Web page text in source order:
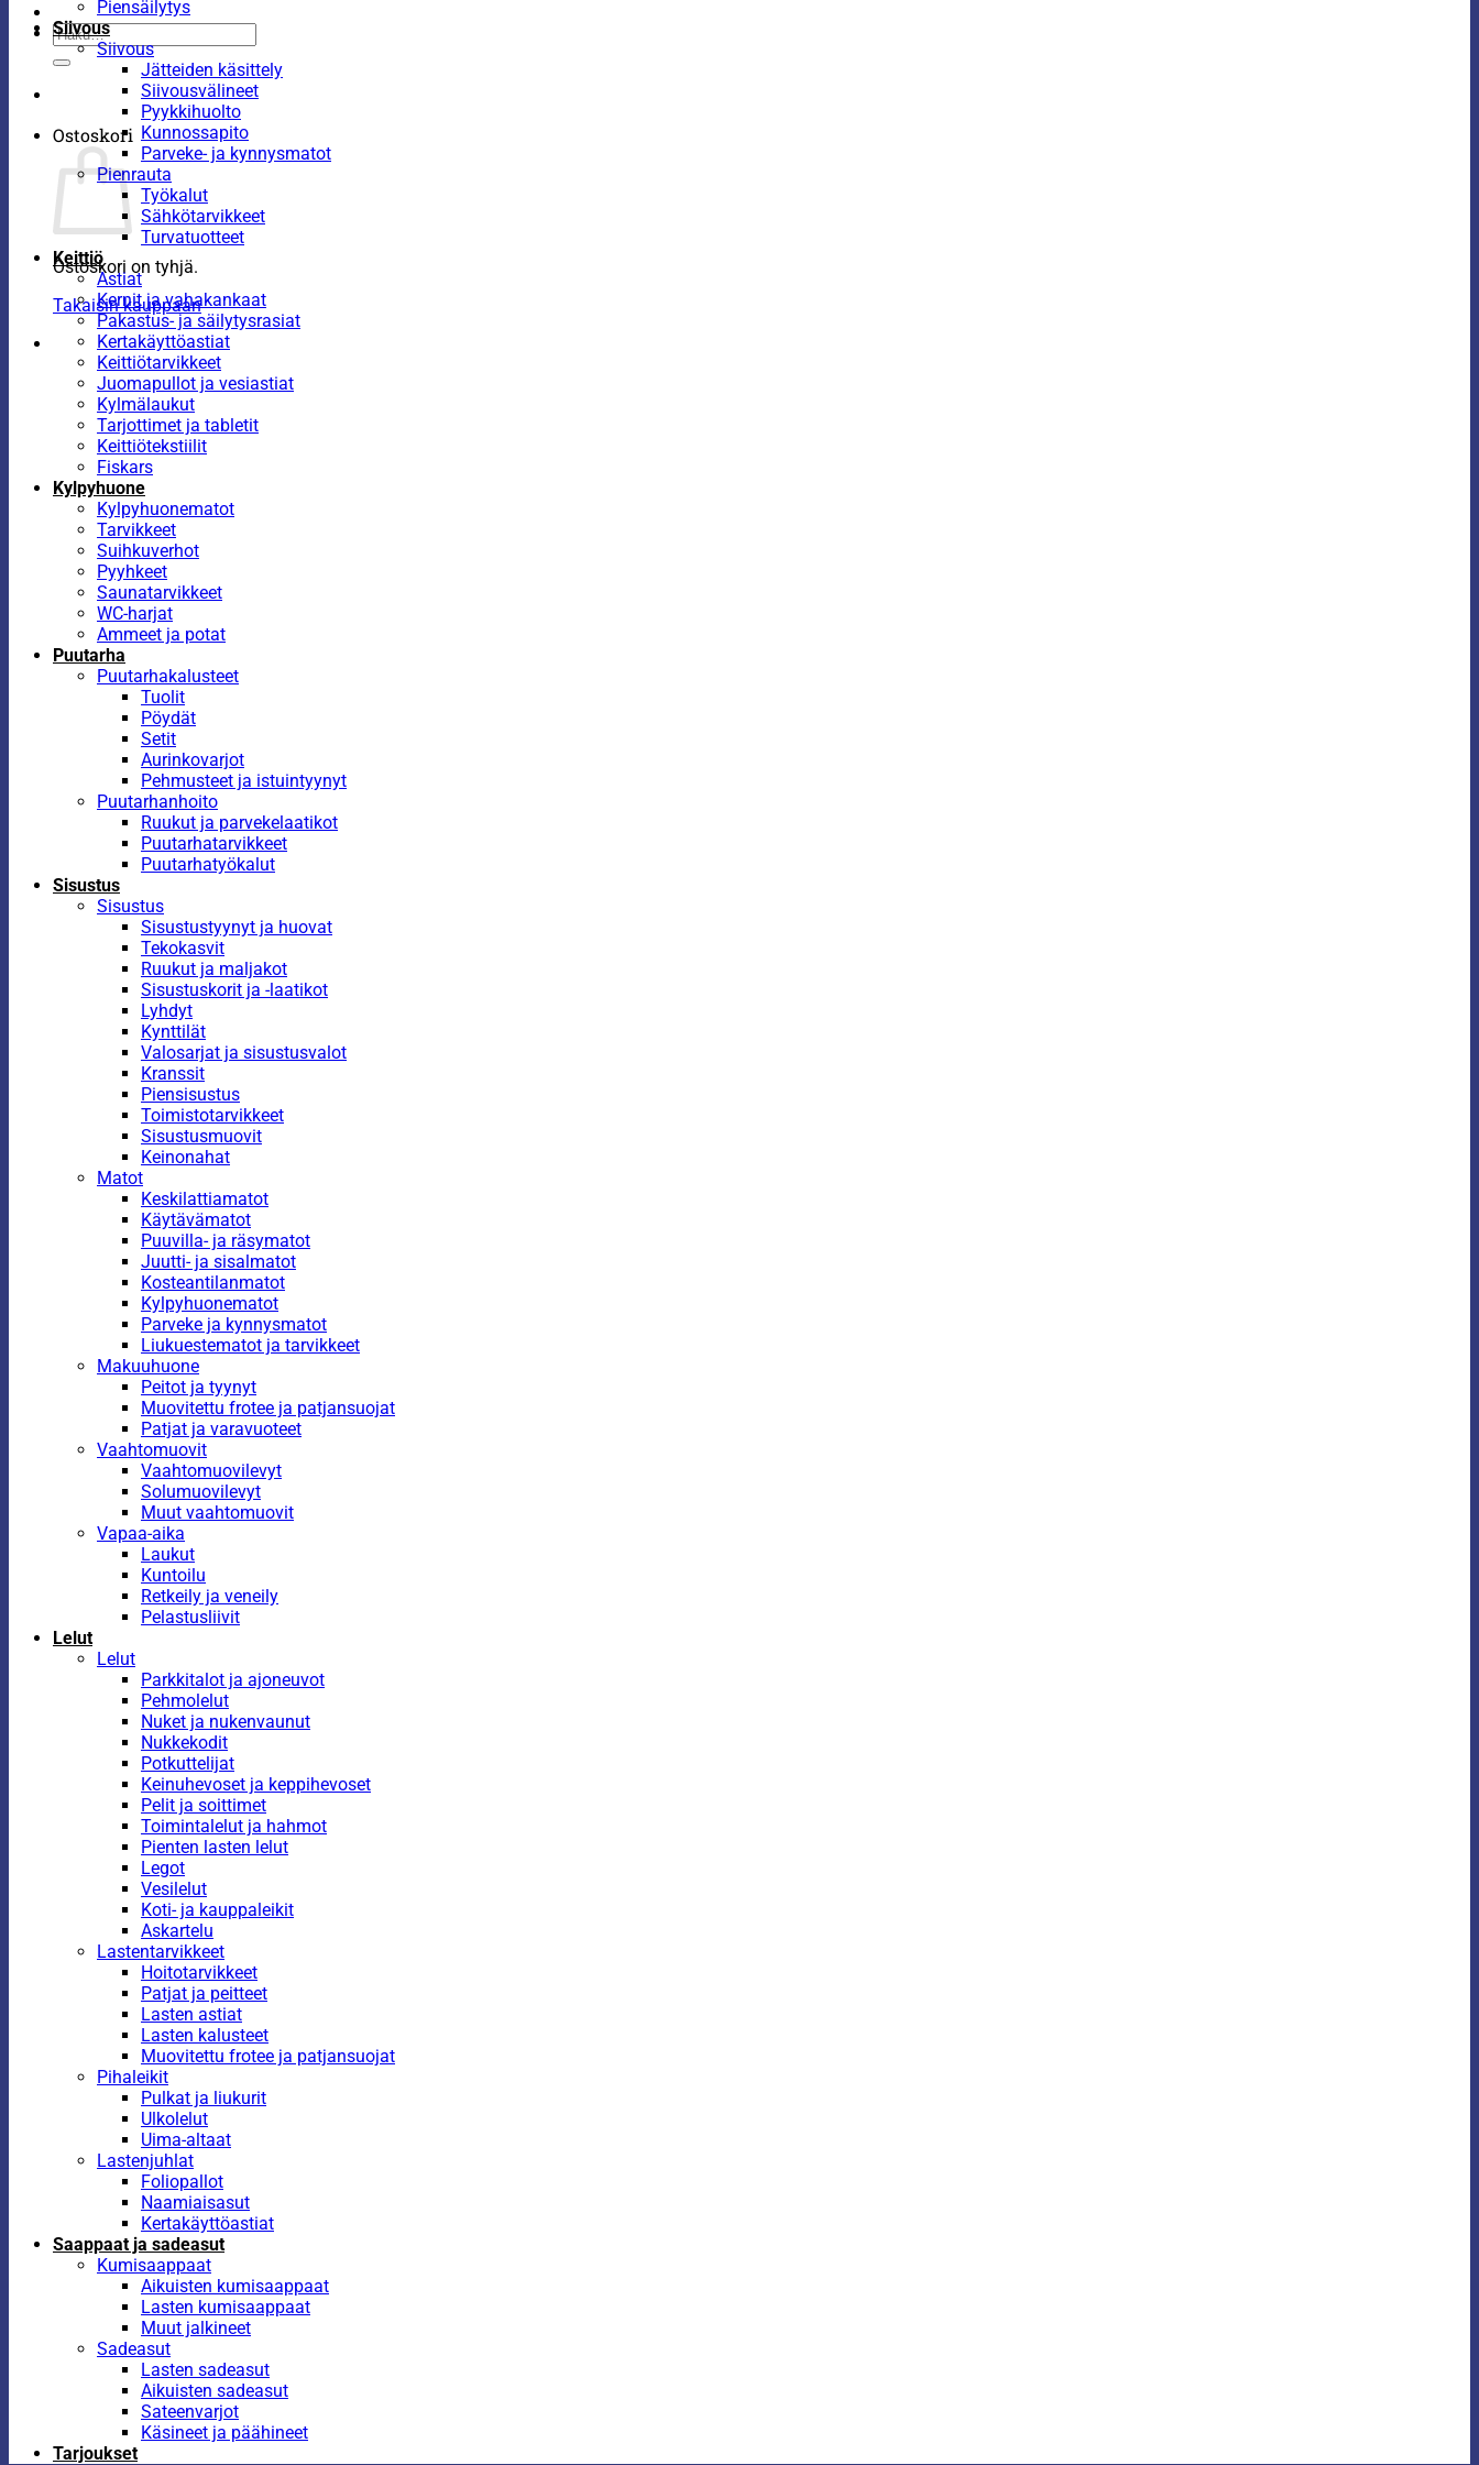
Etsi:
Ostoskori
Ostoskori on tyhjä.
Takaisin kauppaan
Piensäilytys
Siivous
Siivous
Jätteiden käsittely
Siivousvälineet
Pyykkihuolto
Kunnossapito
Parveke- ja kynnysmatot
Pienrauta
Työkalut
Sähkötarvikkeet
Turvatuotteet
Keittiö
Astiat
Kernit ja vahakankaat
Pakastus- ja säilytysrasiat
Kertakäyttöastiat
Keittiötarvikkeet
Juomapullot ja vesiastiat
Kylmälaukut
Tarjottimet ja tabletit
Keittiötekstiilit
Fiskars
Kylpyhuone
Kylpyhuonematot
Tarvikkeet
Suihkuverhot
Pyyhkeet
Saunatarvikkeet
WC-harjat
Ammeet ja potat
Puutarha
Puutarhakalusteet
Tuolit
Pöydät
Setit
Aurinkovarjot
Pehmusteet ja istuintyynyt
Puutarhanhoito
Ruukut ja parvekelaatikot
Puutarhatarvikkeet
Puutarhatyökalut
Sisustus
Sisustus
Sisustustyynyt ja huovat
Tekokasvit
Ruukut ja maljakot
Sisustuskorit ja -laatikot
Lyhdyt
Kynttilät
Valosarjat ja sisustusvalot
Kranssit
Piensisustus
Toimistotarvikkeet
Sisustusmuovit
Keinonahat
Matot
Keskilattiamatot
Käytävämatot
Puuvilla- ja räsymatot
Juutti- ja sisalmatot
Kosteantilanmatot
Kylpyhuonematot
Parveke ja kynnysmatot
Liukuestematot ja tarvikkeet
Makuuhuone
Peitot ja tyynyt
Muovitettu frotee ja patjansuojat
Patjat ja varavuoteet
Vaahtomuovit
Vaahtomuovilevyt
Solumuovilevyt
Muut vaahtomuovit
Vapaa-aika
Laukut
Kuntoilu
Retkeily ja veneily
Pelastusliivit
Lelut
Lelut
Parkkitalot ja ajoneuvot
Pehmolelut
Nuket ja nukenvaunut
Nukkekodit
Potkuttelijat
Keinuhevoset ja keppihevoset
Pelit ja soittimet
Toimintalelut ja hahmot
Pienten lasten lelut
Legot
Vesilelut
Koti- ja kauppaleikit
Askartelu
Lastentarvikkeet
Hoitotarvikkeet
Patjat ja peitteet
Lasten astiat
Lasten kalusteet
Muovitettu frotee ja patjansuojat
Pihaleikit
Pulkat ja liukurit
Ulkolelut
Uima-altaat
Lastenjuhlat
Foliopallot
Naamiaisasut
Kertakäyttöastiat
Saappaat ja sadeasut
Kumisaappaat
Aikuisten kumisaappaat
Lasten kumisaappaat
Muut jalkineet
Sadeasut
Lasten sadeasut
Aikuisten sadeasut
Sateenvarjot
Käsineet ja päähineet
Tarjoukset